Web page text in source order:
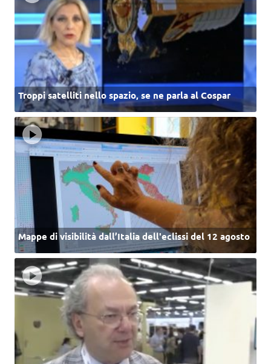
Troppi satelliti nello spazio, se ne parla al Cospar
Mappe di visibilità dall’Italia dell'eclissi del 12 agosto